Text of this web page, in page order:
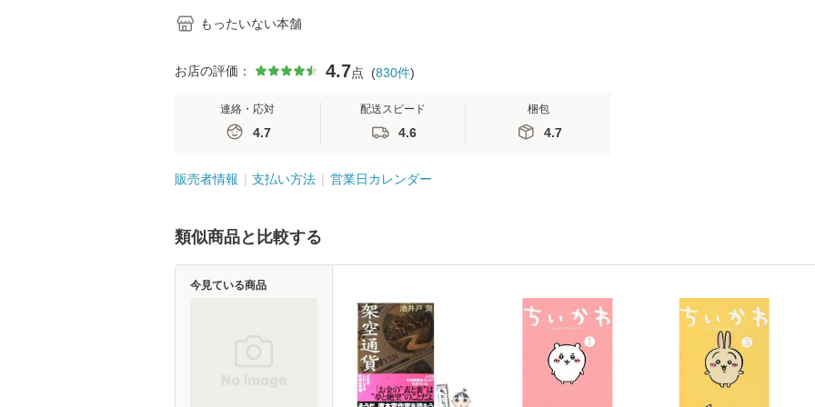
もったいない本舗
お店の評価： 4.7点 (830件)
連絡・応対
4.7
配送スピード
4.6
梱包
4.7
販売者情報 支払い方法 営業日カレンダー
類似商品と比較する
今見ている商品